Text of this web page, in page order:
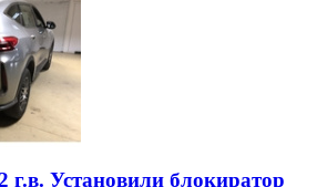
г.в. Установили блокиратор